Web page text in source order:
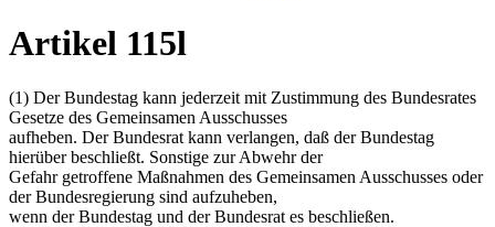
Artikel 115l
(1) Der Bundestag kann jederzeit mit Zustimmung des Bundesrates
Gesetze des Gemeinsamen Ausschusses
aufheben. Der Bundesrat kann verlangen, daß der Bundestag
hierüber beschließt. Sonstige zur Abwehr der
Gefahr getroffene Maßnahmen des Gemeinsamen Ausschusses oder
der Bundesregierung sind aufzuheben,
wenn der Bundestag und der Bundesrat es beschließen.